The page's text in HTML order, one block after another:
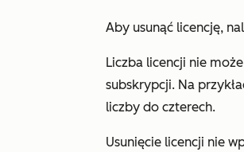
Aby usunąć licencję,
Liczba licencji nie
subskrypcji. Na
liczby do czterech.
Usunięcie licencji nie